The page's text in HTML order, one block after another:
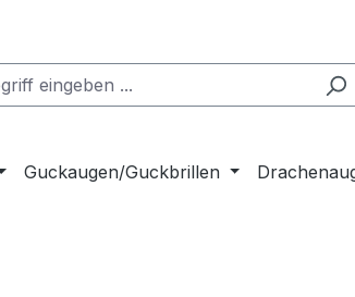
Guckaugen/Guckbrillen